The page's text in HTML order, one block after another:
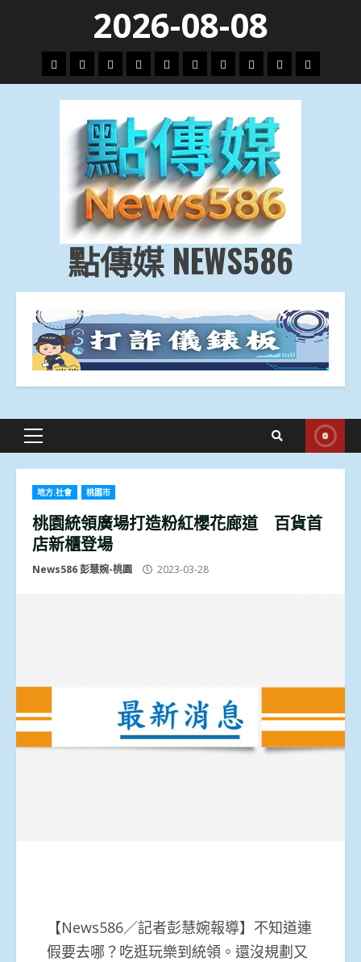
content
2026-08-08
頭
條
財
經
地
方.
會
文
教.
技
專
題
娛
樂
劇
政
治
國
際
運
動
生
活
點傳媒 NEWS586
Primary
地方.社會 桃園市
桃園統領廣場打造粉紅櫻花廊道 百貨首
店新櫃登場
News586 彭慧婉-桃園 2023-03-28
【News586／記者彭慧婉報導】不知道連
假要去哪？吃逛玩樂到統領。還沒規劃又